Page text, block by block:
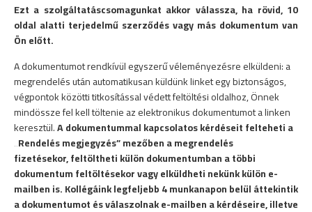
Ezt a szolgáltatáscsomagunkat akkor válassza, ha rövid, 10
oldal alatti terjedelmű szerződés vagy más dokumentum van
Ön előtt.
A dokumentumot rendkívül egyszerű véleményezésre elküldeni: a
megrendelés után automatikusan küldünk linket egy biztonságos,
végpontok közötti titkosítással védett feltöltési oldalhoz, Önnek
mindössze fel kell töltenie az elektronikus dokumentumot a linken
keresztül.A dokumentummal kapcsolatos kérdéseit felteheti a
„Rendelés megjegyzés” mezőben a megrendelés
fizetésekor, feltöltheti külön dokumentumban a többi
dokumentum feltöltésekor vagy elküldheti nekünk külön e-
mailben is. Kollégáink legfeljebb 4 munkanapon belül áttekintik
a dokumentumot és válaszolnak e-mailben a kérdéseire, illetve